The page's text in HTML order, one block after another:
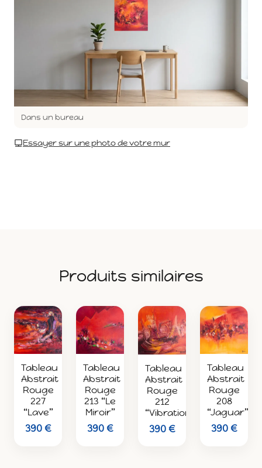
Dans un bureau
Essayer sur une photo de votre mur
Produits similaires
Tableau
Abstrait
Rouge
227
“Lave”
390 €
Tableau
Abstrait
Rouge
213 “Le
Miroir”
390 €
Tableau
Abstrait
Rouge
212
“Vibrations”
390 €
Tableau
Abstrait
Rouge
208
“Jaguar”
390 €